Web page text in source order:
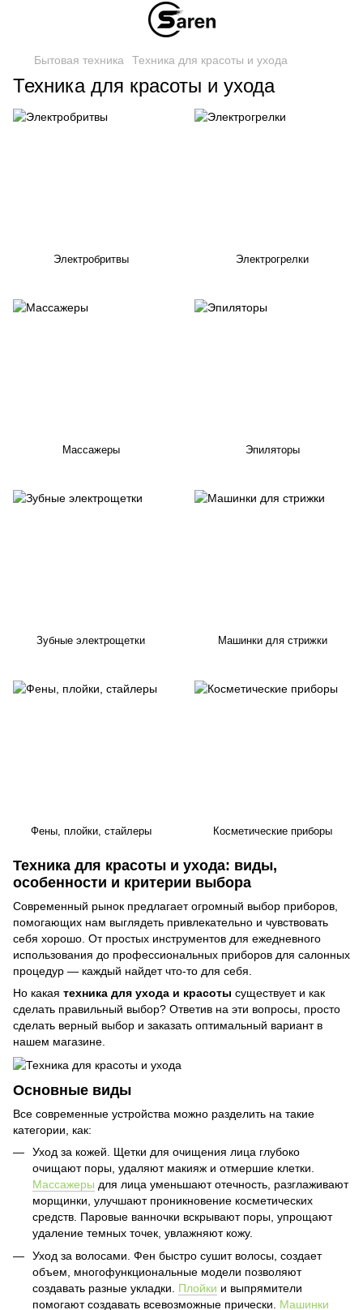
Бытовая техника Техника для красоты и ухода
Техника для красоты и ухода
Техника для красоты и ухода: виды,
особенности и критерии выбора
Современный рынок предлагает огромный выбор приборов,
помогающих нам выглядеть привлекательно и чувствовать
себя хорошо. От простых инструментов для ежедневного
использования до профессиональных приборов для салонных
процедур — каждый найдет что-то для себя.
Но какая техника для ухода и красоты существует и как
сделать правильный выбор? Ответив на эти вопросы, просто
сделать верный выбор и заказать оптимальный вариант в
нашем магазине.
Основные виды
Все современные устройства можно разделить на такие
категории, как:
Уход за кожей. Щетки для очищения лица глубоко
очищают поры, удаляют макияж и отмершие клетки.
Массажеры для лица уменьшают отечность, разглаживают
морщинки, улучшают проникновение косметических
средств. Паровые ванночки вскрывают поры, упрощают
удаление темных точек, увлажняют кожу.
Уход за волосами. Фен быстро сушит волосы, создает
объем, многофункциональные модели позволяют
создавать разные укладки. Плойки и выпрямители
помогают создавать всевозможные прически. Машинки
Электробритвы Электрогрелки
Массажеры Эпиляторы
Зубные электрощетки Машинки для стрижки
Фены, плойки, стайлеры Косметические приборы